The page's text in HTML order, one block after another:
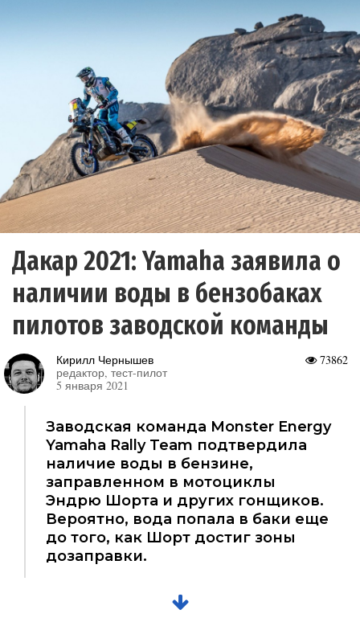
Дакар 2021: Yamaha заявила о
наличии воды в бензобаках
пилотов заводской команды
73862
Кирилл Чернышев
редактор, тест-пилот
5 января 2021
Заводская команда Monster Energy
Yamaha Rally Team подтвердила
наличие воды в бензине,
заправленном в мотоциклы
Эндрю Шорта и других гонщиков.
Вероятно, вода попала в баки еще
до того, как Шорт достиг зоны
дозаправки.